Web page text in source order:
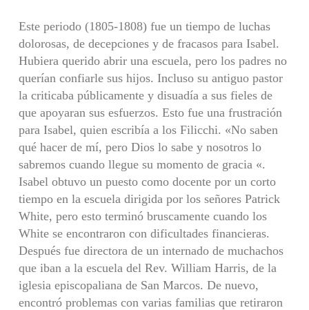
Este periodo (1805-1808) fue un tiempo de luchas
dolorosas, de decepciones y de fracasos para Isabel.
Hubiera querido abrir una escuela, pero los padres no
querían confiarle sus hijos. Incluso su antiguo pastor
la criticaba públicamente y disuadía a sus fieles de
que apoyaran sus esfuerzos. Esto fue una frustración
para Isabel, quien escribía a los Filicchi. «No saben
qué hacer de mí, pero Dios lo sabe y nosotros lo
sabremos cuando llegue su momento de gracia «.
Isabel obtuvo un puesto como docente por un corto
tiempo en la escuela dirigida por los señores Patrick
White, pero esto terminó bruscamente cuando los
White se encontraron con dificultades financieras.
Después fue directora de un internado de muchachos
que iban a la escuela del Rev. William Harris, de la
iglesia episcopaliana de San Marcos. De nuevo,
encontró problemas con varias familias que retiraron